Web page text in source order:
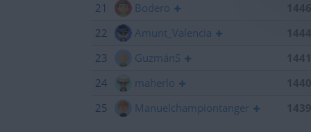
21
Bodero
22
Amunt_Valencia
23
GuzmánS
24
maherlo
25
Manuelchampiontanger